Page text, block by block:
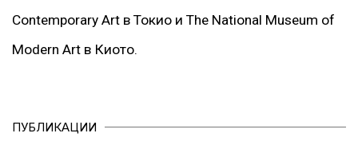
Contemporary Art в Токио и The National Museum of
Modern Art в Киото.
ПУБЛИКАЦИИ